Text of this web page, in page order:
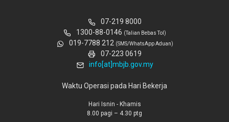
07-219 8000
1300-88-0146 (Talian Bebas Tol)
019-7788 212 (SMS/WhatsApp Aduan)
07-223 0619
info[at]mbjb.gov.my
Waktu Operasi pada Hari Bekerja
Hari Isnin - Khamis
8.00 pagi – 4.30 ptg